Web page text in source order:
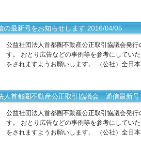
の最新号をお知らせします 2016/04/05
公益社団法人首都圏不動産公正取引協議会発
す。 おとり広告などの事例等を参考にしてい
をされますようお願いします。 （公社）全日
人首都圏不動産公正取引協議会 通信最新
公益社団法人首都圏不動産公正取引協議会発
す。 おとり広告などの事例等を参考にしてい
をされますようお願いします。 （公社）全日